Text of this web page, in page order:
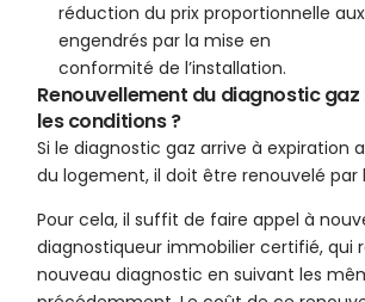
réduction du prix proportionnelle
engendrés par la mise en
conformité de l’installation.
Renouvellement du diagnostic gaz
les conditions ?
Si le diagnostic gaz arrive à expiration
du logement, il doit être renouvelé par
Pour cela, il suffit de faire appel à
diagnostiqueur immobilier certifié, qui
nouveau diagnostic en suivant les